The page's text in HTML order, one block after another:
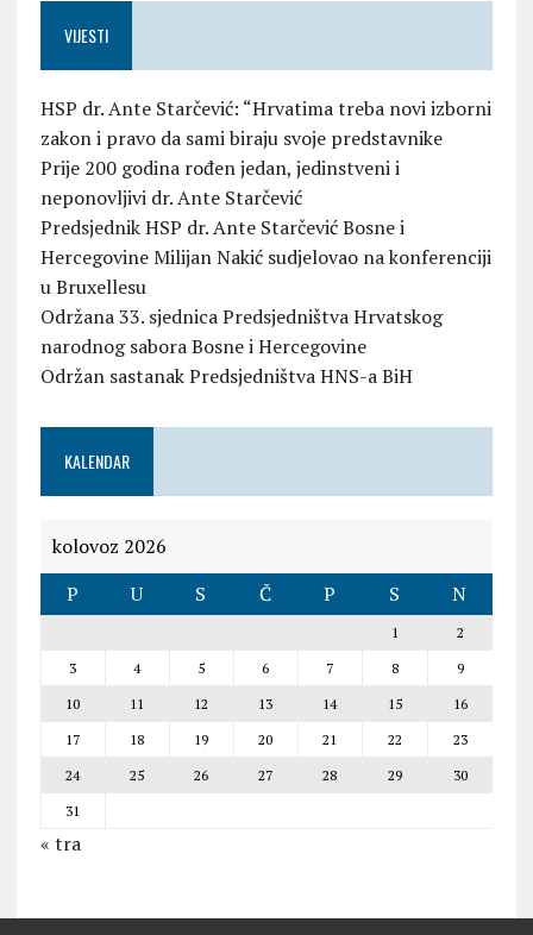
VIJESTI
HSP dr. Ante Starčević: “Hrvatima treba novi izborni
zakon i pravo da sami biraju svoje predstavnike
Prije 200 godina rođen jedan, jedinstveni i
neponovljivi dr. Ante Starčević
Predsjednik HSP dr. Ante Starčević Bosne i
Hercegovine Milijan Nakić sudjelovao na konferenciji
u Bruxellesu
Održana 33. sjednica Predsjedništva Hrvatskog
narodnog sabora Bosne i Hercegovine
Održan sastanak Predsjedništva HNS-a BiH
KALENDAR
kolovoz 2026
P
U S Č P S N
1
2
3
4 5 6 7 8
9
10
11 12 13 14 15
16
17
18 19 20 21 22
23
24
25 26 27 28 29
30
31
« tra